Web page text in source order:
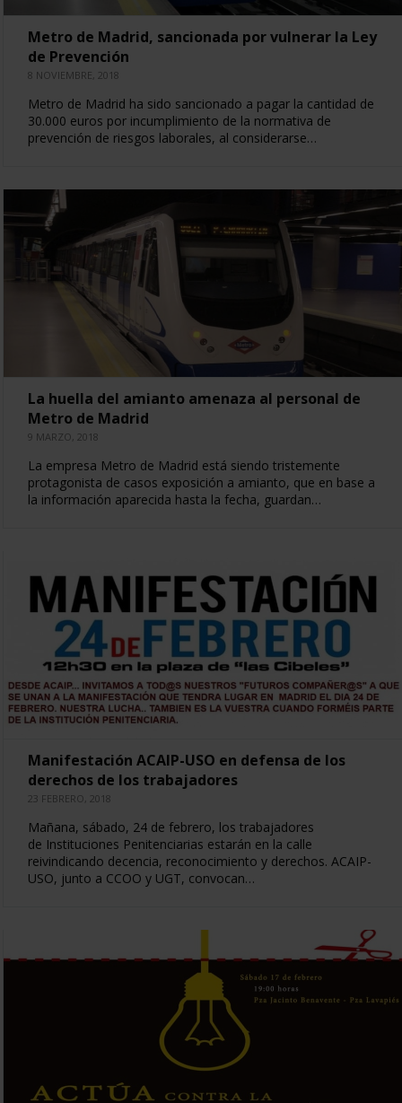
Metro de Madrid, sancionada por vulnerar la Ley
de Prevención
8 NOVIEMBRE, 2018
Metro de Madrid ha sido sancionado a pagar la cantidad de
30.000 euros por incumplimiento de la normativa de
prevención de riesgos laborales, al considerarse…
La huella del amianto amenaza al personal de
Metro de Madrid
9 MARZO, 2018
La empresa Metro de Madrid está siendo tristemente
protagonista de casos exposición a amianto, que en base a
la información aparecida hasta la fecha, guardan…
Manifestación ACAIP-USO en defensa de los
derechos de los trabajadores
23 FEBRERO, 2018
Mañana, sábado, 24 de febrero, los trabajadores
de Instituciones Penitenciarias estarán en la calle
reivindicando decencia, reconocimiento y derechos. ACAIP-
USO, junto a CCOO y UGT, convocan…